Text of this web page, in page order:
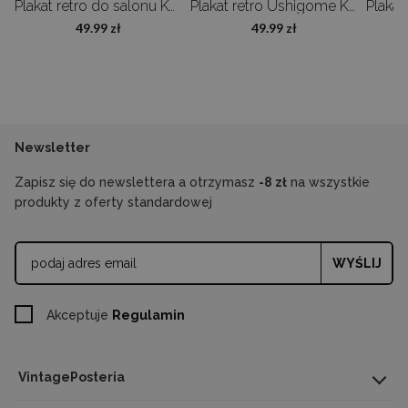
Plakat retro do salonu Kwiaty Adolphe Millot
49.99 zł
Plakat retro Ushigome Kagurazaka
49.99 zł
VintagePosteria
Newsletter
Zapisz się do newslettera a otrzymasz -8 zł na wszystkie
produkty z oferty standardowej
WYŚLIJ
Akceptuje Regulamin